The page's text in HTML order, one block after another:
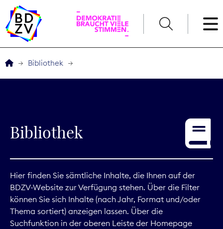
Service
Digitales
Kommunikation
Bibliothek
Bibliothek
Hier finden Sie sämtliche Inhalte, die Ihnen auf der
BDZV-Website zur Verfügung stehen. Über die Filter
können Sie sich Inhalte (nach Jahr, Format und/oder
Thema sortiert) anzeigen lassen. Über die
Suchfunktion in der oberen Leiste der Homepage